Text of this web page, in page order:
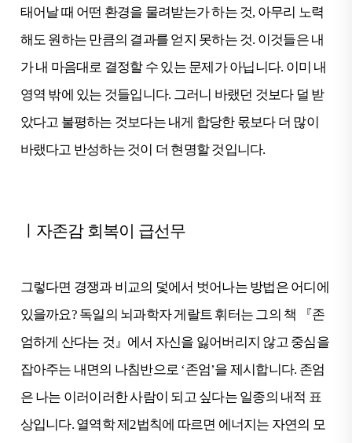
태어날 때 어떤 환경을 물려받는가 하는 것, 아무리 노력
해도 원하는 만큼의 결과를 얻지 못하는 것. 이것들은 내
가 내 마음대로 결정할 수 있는 문제가 아닙니다. 이미 내
영역 밖에 있는 것들입니다. 그러니 바랬던 것보다 덜 받
았다고 불평하는 것보다는 내게 합당한 몫보다 더 많이
바랬다고 반성하는 것이 더 현명할 것입니다.
ㅣ자존감 회복이 급선무
그렇다면 경쟁과 비교의 덫에서 벗어나는 방법은 어디에
있을까요? 독일의 뇌과학자 게랄트 휘터는 그의 책 『존
엄하게 산다는 것』에서 자신을 잃어버리지 않고 중심을
잡아주는 내면의 나침반으로 ‘존엄’을 제시합니다. 존엄
은 나는 이러이러한 사람이 되고 싶다는 일종의 내적 표
상입니다. 열역학 제2법칙에 따르면 에너지는 자연의 모